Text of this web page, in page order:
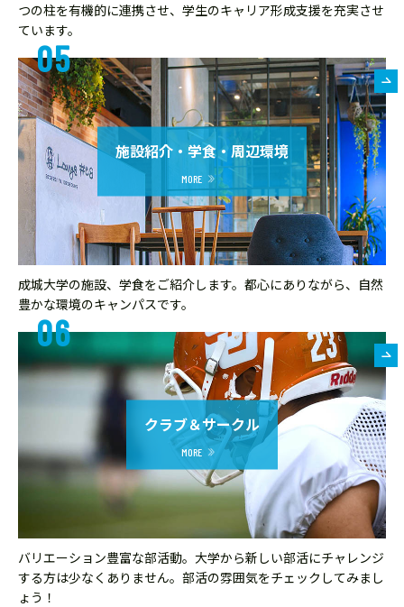
つの柱を有機的に連携させ、学生のキャリア形成支援を充実させ
ています。
施設紹介・学食・周辺環境
成城大学の施設、学食をご紹介します。都心にありながら、自然
豊かな環境のキャンパスです。
クラブ＆サークル
バリエーション豊富な部活動。大学から新しい部活にチャレンジ
する方は少なくありません。部活の雰囲気をチェックしてみまし
ょう！